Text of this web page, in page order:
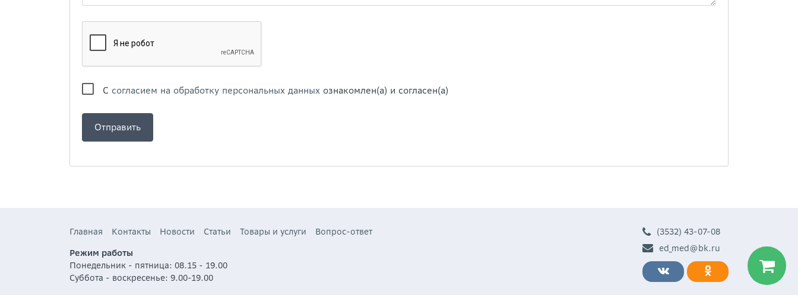
С согласием на обработку персональных данных ознакомлен(а) и согласен(а)
Главная Контакты Новости Статьи Товары и услуги
Вопрос-ответ
Режим работы
Понедельник - пятница: 08.15 - 19.00
Суббота - воскресенье: 9.00-19.00
(3532) 43-07-08
ed_med@bk.ru